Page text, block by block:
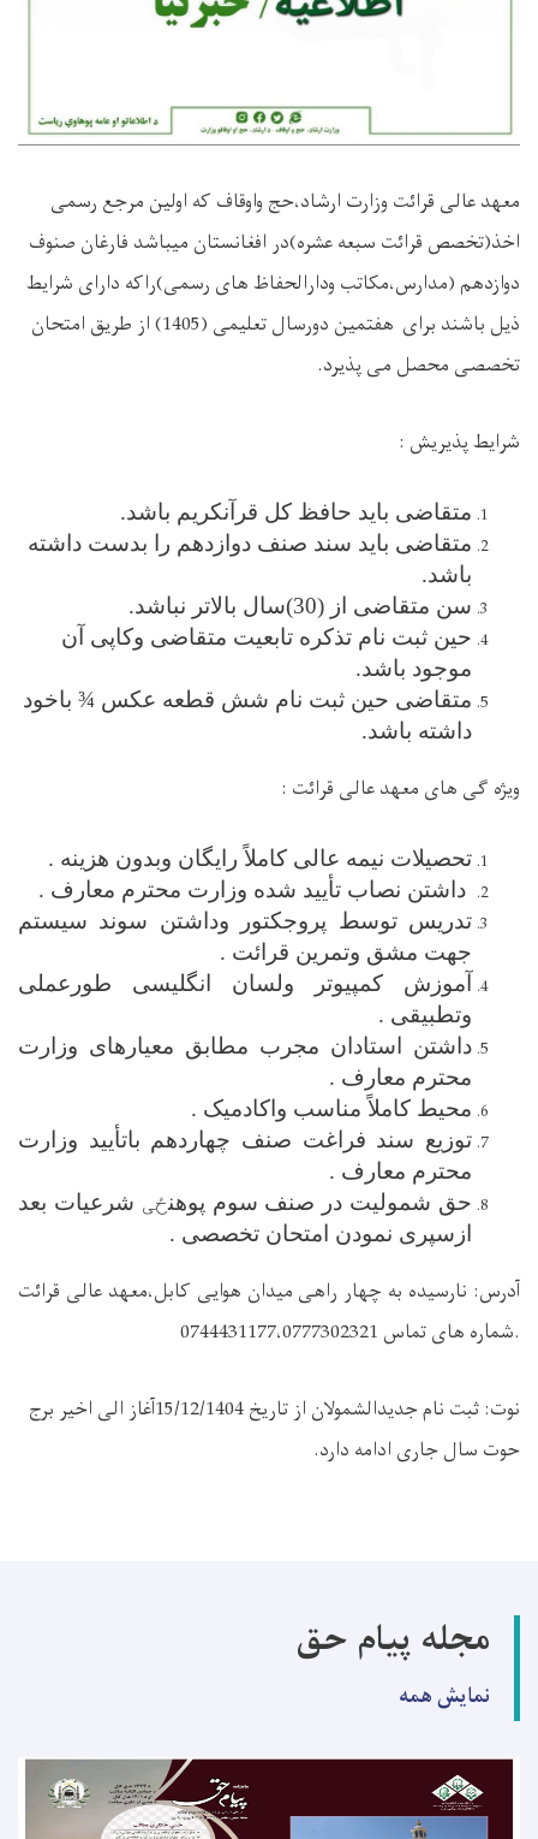
معهد عالی قرائت وزارت ارشاد،حج واوقاف که اولین مرجع رسمی
اخذ(تخصص قرائت سبعه عشره)در افغانستان میباشد فارغان صنوف
دوازدهم (مدارس،مکاتب ودارالحفاظ های رسمی)راکه دارای شرایط
ذیل باشند برای هفتمین دورسال تعلیمی
(1405) از طریق امتحان
تخصصی محصل می پذیرد.
شرایط پذیریش :
متقاضی باید حافظ کل قرآنکریم باشد.
متقاضی باید سند صنف دوازدهم را بدست داشته
باشد.
سن متقاضی از (30)سال بالاتر نباشد.
حین ثبت نام تذکره تابعیت متقاضی وکاپی آن
موجود باشد.
متقاضی حین ثبت نام شش قطعه عکس ¾ باخود
داشته باشد.
ویژه گی های معهد عالی قرائت :
تحصیلات نیمه عالی کاملاً رایگان وبدون هزینه .
داشتن نصاب تأیید شده وزارت محترم معارف .
تدریس توسط پروجکتور وداشتن سوند سیستم
جهت مشق وتمرین قرائت .
آموزش کمپیوتر ولسان انگلیسی طورعملی
وتطبیقی .
داشتن استادان مجرب مطابق معیارهای وزارت
محترم معارف .
محیط کاملاً مناسب واکادمیک .
توزیع سند فراغت صنف چهاردهم باتأیید وزارت
محترم معارف .
حق شمولیت در صنف سوم پوهنځی شرعیات بعد
ازسپری نمودن امتحان تخصصی .
آدرس: نارسیده به چهار راهی میدان هوایی کابل،معهد عالی قرائت
.شماره های تماس 0744431177،0777302321
نوت:
ثبت نام جدیدالشمولان از تاریخ 15/12/1404آغاز الی اخیر برج
حوت سال جاری ادامه دارد.
مجله پیام حق
نمایش همه